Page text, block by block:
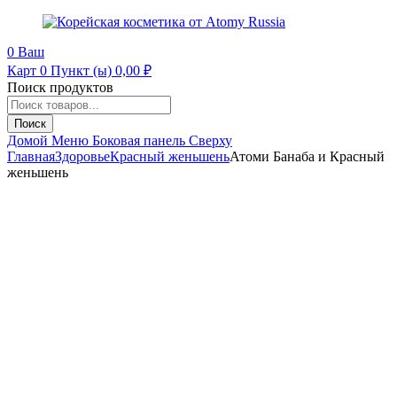
0 Ваш
Карт 0 Пункт (ы) 0,00 ₽
Поиск продуктов
Поиск
Домой Меню Боковая панель Сверху
ГлавнаяЗдоровьеКрасный женьшеньАтоми Банаба и Красный
женьшень